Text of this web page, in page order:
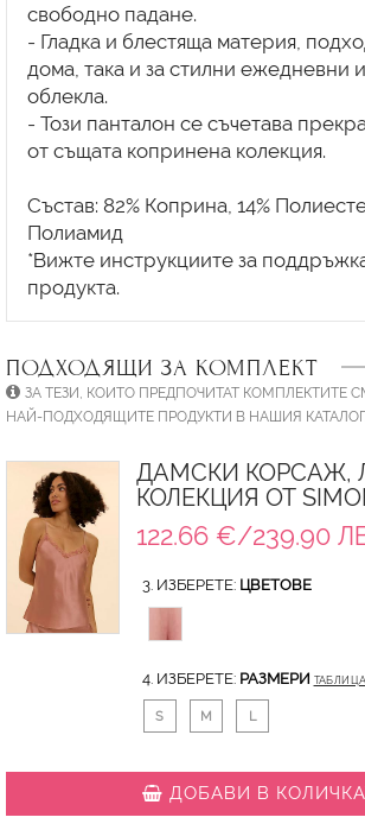
свободно падане.
- Гладка и блестяща материя,
дома, така и за стилни ежедневни
облекла.
- Този панталон се съчетава
от същата копринена колекция.
Състав: 82% Коприна, 14%
Полиамид
*Вижте инструкциите за
ПОДХОДЯЩИ ЗА КОМПЛЕКТ
ЗА ТЕЗИ, КОИТО ПРЕДПОЧИТАТ КОМПЛЕКТИТЕ
НАЙ-ПОДХОДЯЩИТЕ ПРОДУКТИ В НАШИЯ
ДАМСКИ КОРСАЖ,
КОЛЕКЦИЯ ОТ
122.66 €/239.90
3. ИЗБЕРЕТЕ: ЦВЕТОВЕ
4. ИЗБЕРЕТЕ: РАЗМЕРИ
S M L
ДОБАВИ В